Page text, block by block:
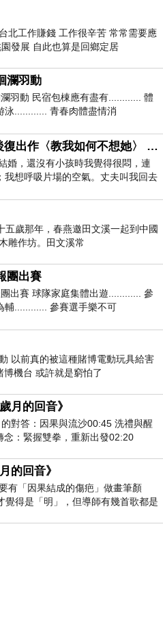
北工作賺錢 工作很辛苦 常常需要應
發展 自此也算是回鄉定居
瀾羽動
羽動 民宿包棟應有盡有............ 體
泳............ 青春肉體盡情消
不必
AI葛蘭婚後復出作〈教我如何不想她〉 #戀上老電影 #葛蘭 #粟子
婚，還沒有小孩時我覺得很悶，連
我想呼吸片場的空氣。丈夫叫我回去
〈教我如何不想她〉（1963
五歲那年，春燕邀田文溪一起到中國
雕作坊。田文溪常
團出賽
出賽 球隊家庭集體出遊............ 參
輔............ 參賽選手樂不可
旅遊
以前真的被這種賭博電動玩具給害
機台 或許就是窮怕了
月的回音》
對答：因果與流沙00:45​ 洗禮與醒
：緊握雙拳，重新出發02:20
的回音》
有「因果結成的傷疤」做畫筆顏
覺得是「明」，但導師有幾首歌都是